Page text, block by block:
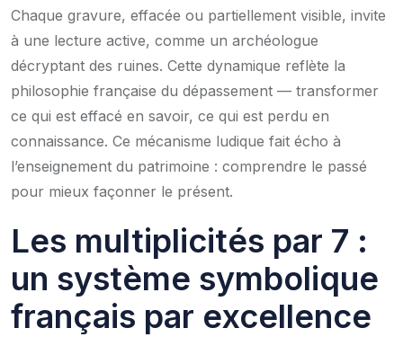
Chaque gravure, effacée ou partiellement visible, invite
à une lecture active, comme un archéologue
décryptant des ruines. Cette dynamique reflète la
philosophie française du dépassement — transformer
ce qui est effacé en savoir, ce qui est perdu en
connaissance. Ce mécanisme ludique fait écho à
l’enseignement du patrimoine : comprendre le passé
pour mieux façonner le présent.
Les multiplicités par 7 :
un système symbolique
français par excellence